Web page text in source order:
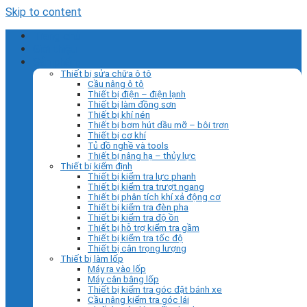
Skip to content
Thiết bị sửa chữa ô tô
Cầu nâng ô tô
Thiết bị điện – điện lạnh
Thiết bị làm đồng sơn
Thiết bị khí nén
Thiết bị bơm hút dầu mỡ – bôi trơn
Thiết bị cơ khí
Tủ đồ nghề và tools
Thiết bị nâng hạ – thủy lực
Thiết bị kiểm định
Thiết bị kiểm tra lực phanh
Thiết bị kiểm tra trượt ngang
Thiết bị phân tích khí xả động cơ
Thiết bị kiểm tra đèn pha
Thiết bị kiểm tra độ ồn
Thiết bị hỗ trợ kiểm tra gầm
Thiết bị kiểm tra tốc độ
Thiết bị cân trọng lượng
Thiết bị làm lốp
Máy ra vào lốp
Máy cân bằng lốp
Thiết bị kiểm tra góc đặt bánh xe
Cầu nâng kiểm tra góc lái